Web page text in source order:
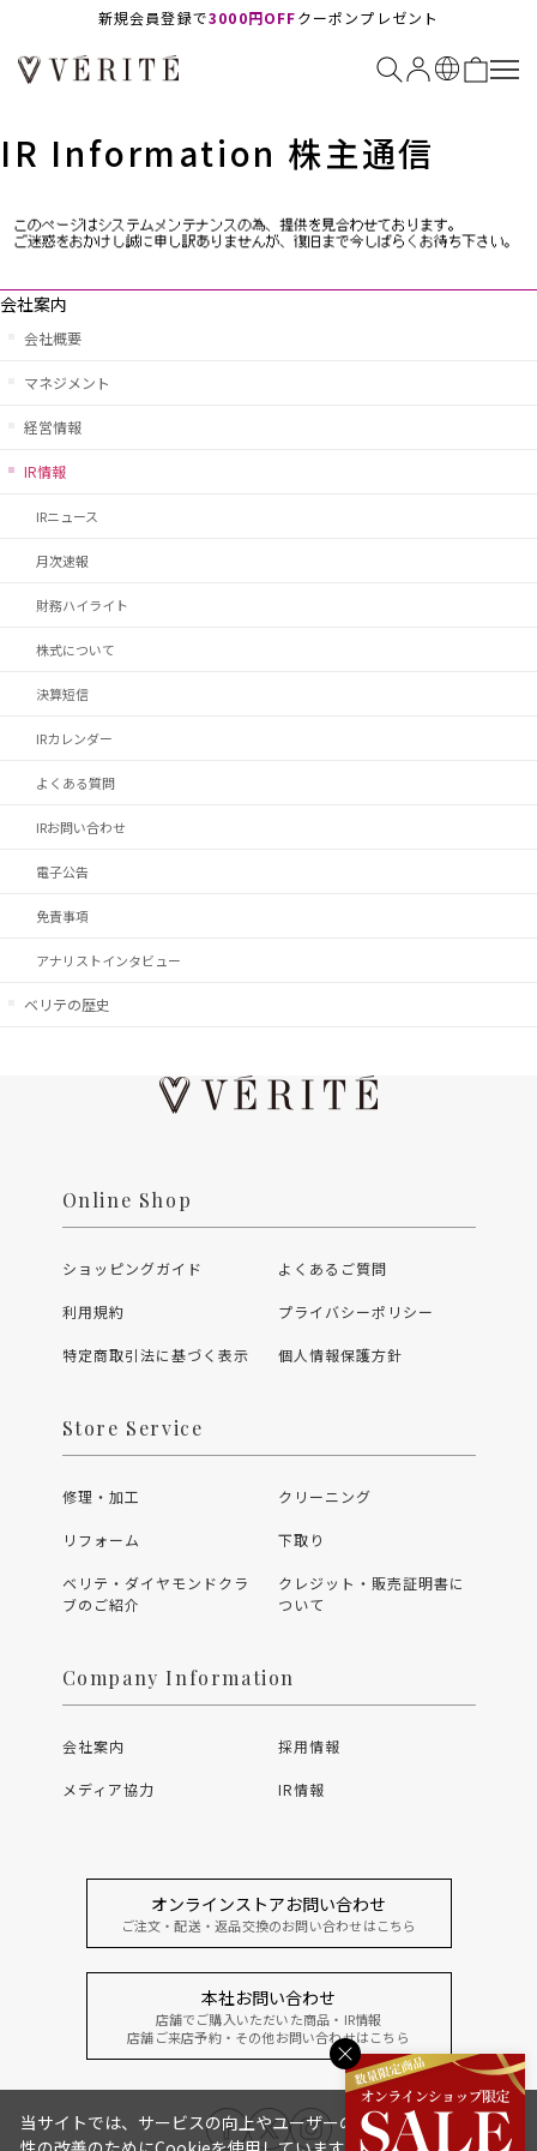
新規会員登録で3000円OFFクーポンプレゼント
IR Information 株主通信
会社案内
会社概要
マネジメント
経営情報
IR情報
IRニュース
月次速報
財務ハイライト
株式について
決算短信
IRカレンダー
よくある質問
IRお問い合わせ
電子公告
免責事項
アナリストインタビュー
ベリテの歴史
Online Shop
ショッピングガイド よくあるご質問
利用規約 プライバシーポリシー
特定商取引法に基づく表示 個人情報保護方針
Store Service
修理・加工 クリーニング
リフォーム 下取り
ベリテ・ダイヤモンドクラ
ブのご紹介
クレジット・販売証明書に
ついて
Company Information
会社案内 採用情報
メディア協力 IR情報
オンラインストアお問い合わせ
ご注文・配送・返品交換のお問い合わせはこちら
本社お問い合わせ
店舗でご購入いただいた商品・IR情報
店舗ご来店予約・その他お問い合わせはこちら
当サイトでは、サービスの向上やユーザーの利便